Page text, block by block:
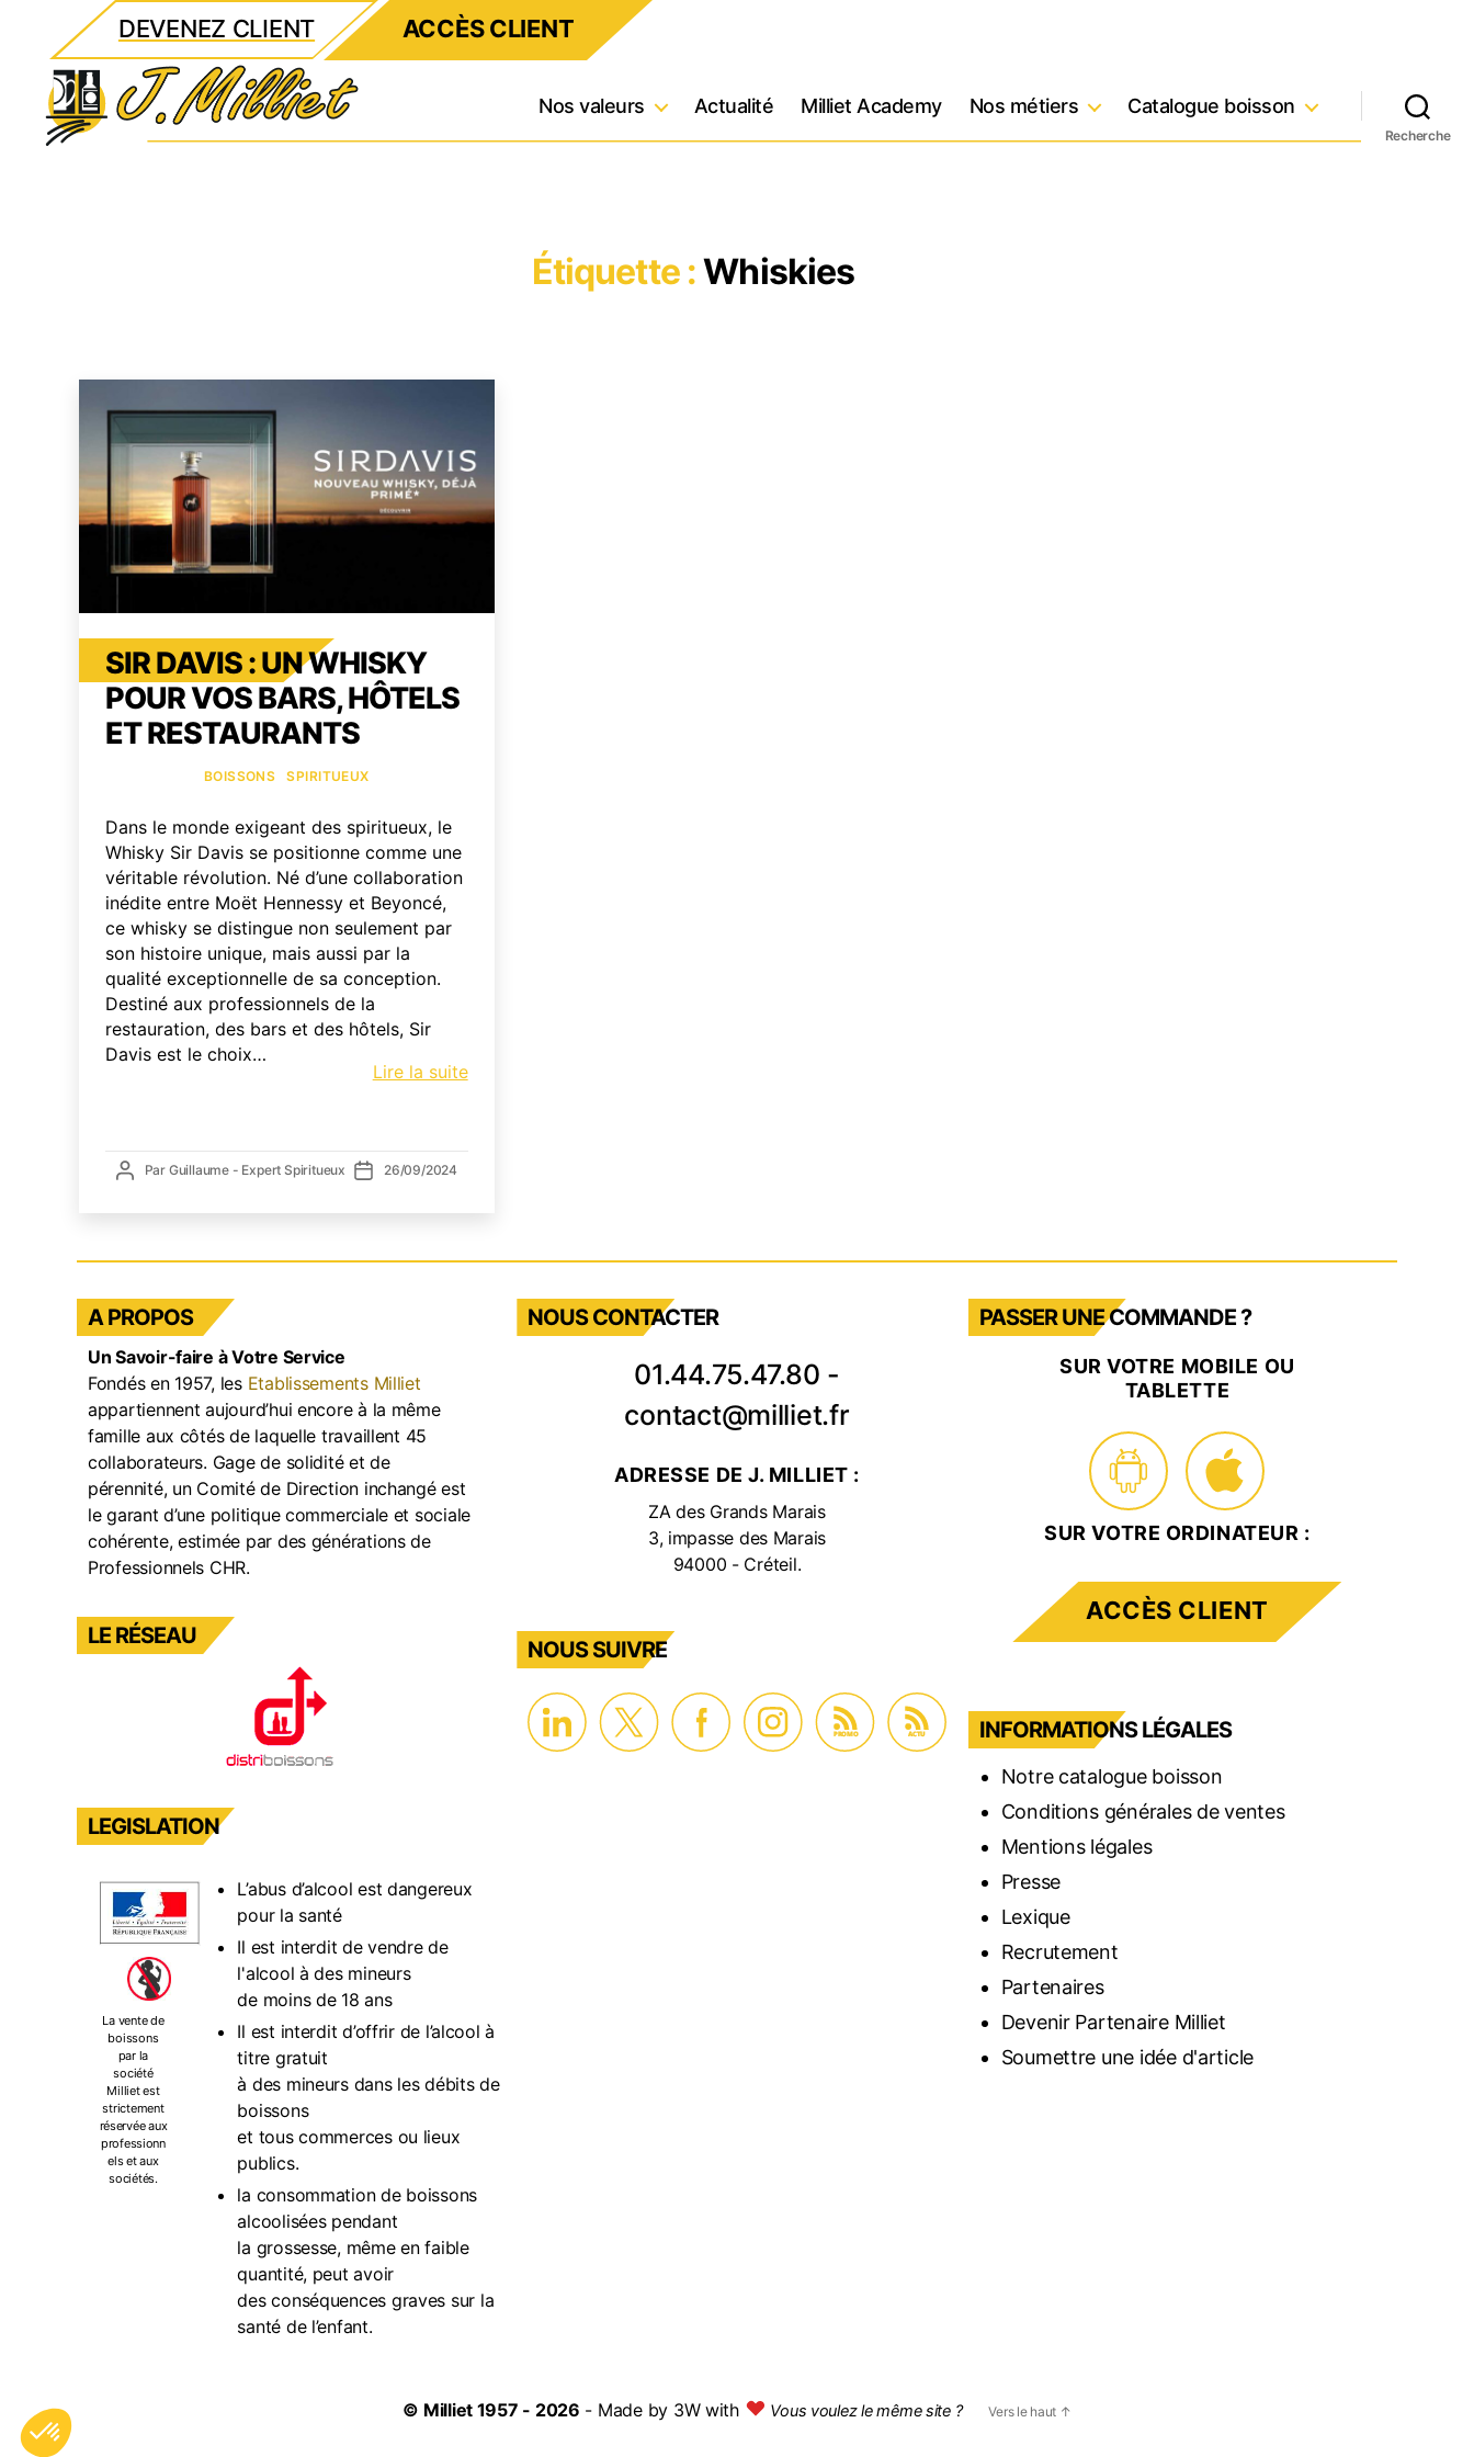
DEVENEZ CLIENT ACCÈS CLIENT
Nos valeurs Actualité Milliet Academy Nos métiers Catalogue boisson
Recherche
Étiquette :Whiskies
SIR DAVIS : UN WHISKY
POUR VOS BARS, HÔTELS
ET RESTAURANTS
BOISSONS SPIRITUEUX
Dans le monde exigeant des spiritueux, le
Whisky Sir Davis se positionne comme une
véritable révolution. Né d’une collaboration
inédite entre Moët Hennessy et Beyoncé,
ce whisky se distingue non seulement par
son histoire unique, mais aussi par la
qualité exceptionnelle de sa conception.
Destiné aux professionnels de la
restauration, des bars et des hôtels, Sir
Davis est le choix…
Lire la suiteSir
Un
Restaurants
AuteurPar Guillaume - Expert Spiritueux Date
26/09/2024
A PROPOS
Un Savoir-faire à Votre Service
Fondés en 1957, les Etablissements Milliet
appartiennent aujourd’hui encore à la même
famille aux côtés de laquelle travaillent 45
collaborateurs. Gage de solidité et de
pérennité, un Comité de Direction inchangé est
le garant d’une politique commerciale et sociale
cohérente, estimée par des générations de
Professionnels CHR.
LE RÉSEAU
LEGISLATION
La vente de
boissons
par la
société
Milliet est
strictement
réservée aux
professionn
els et aux
sociétés.
L’abus d’alcool est dangereux
pour la santé
Il est interdit de vendre de
l'alcool à des mineurs
de moins de 18 ans
Il est interdit d’offrir de l’alcool à
titre gratuit
à des mineurs dans les débits de
boissons
et tous commerces ou lieux
publics.
la consommation de boissons
alcoolisées pendant
la grossesse, même en faible
quantité, peut avoir
des conséquences graves sur la
santé de l’enfant.
NOUS CONTACTER
01.44.75.47.80 -
contact@milliet.fr
ADRESSE DE J. MILLIET :
ZA des Grands Marais
3, impasse des Marais
94000 - Créteil.
NOUS SUIVRE
PROMO ACTU
PASSER UNE COMMANDE ?
SUR VOTRE MOBILE OU
TABLETTE
SUR VOTRE ORDINATEUR :
ACCÈS CLIENT
INFORMATIONS LÉGALES
Notre catalogue boisson
Conditions générales de ventes
Mentions légales
Presse
Lexique
Recrutement
Partenaires
Devenir Partenaire Milliet
Soumettre une idée d'article
© Milliet 1957 - 2026 - Made by 3W with Vous voulez le même site ? Vers le haut ↑